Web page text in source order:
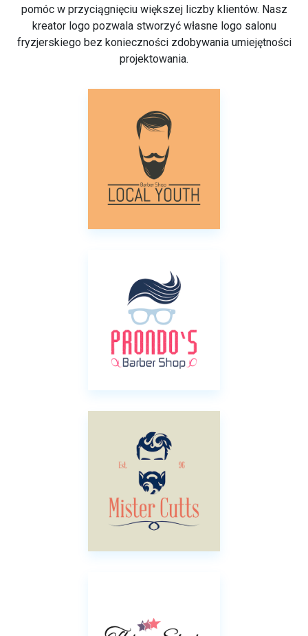
pomóc w przyciągnięciu większej liczby klientów. Nasz
kreator logo pozwala stworzyć własne logo salonu
fryzjerskiego bez konieczności zdobywania umiejętności
projektowania.